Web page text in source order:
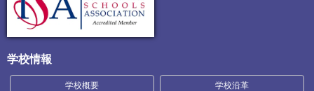
学校情報
学校概要 学校沿革